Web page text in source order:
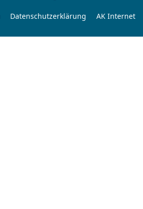
Datenschutzerklärung AK Internet